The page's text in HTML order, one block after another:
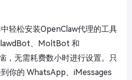
轻松安装OpenClaw代理的工具
、MoltBot 和
，无需耗费数小时进行设置。只
你的 WhatsApp、iMessages